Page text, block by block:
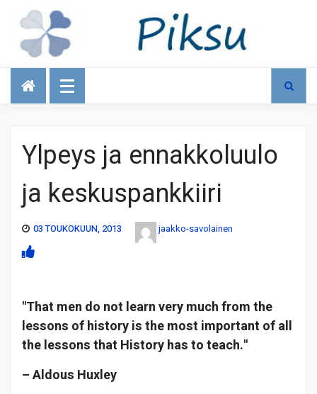
Talous
Ylpeys ja ennakkoluulo
ja keskuspankkiiri
03 TOUKOKUUN, 2013 jaakko-savolainen
"That men do not learn very much from the
lessons of history is the most important of all
the lessons that History has to teach."
– Aldous Huxley